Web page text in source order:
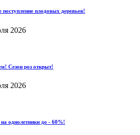
плодовых деревьев!
2026
Сезон роз открыт!
2026
однолетники до - 60%!